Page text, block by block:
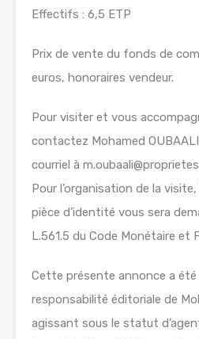
Effectifs : 6,5 ETP
Prix de vente du fonds de
euros, honoraires vendeur.
Pour visiter et vous
contactez Mohamed
courriel à
Pour l’organisation de la
pièce d’identité vous sera
L.561.5 du Code Monétaire et
Cette présente annonce a été
responsabilité éditoriale de
agissant sous le statut